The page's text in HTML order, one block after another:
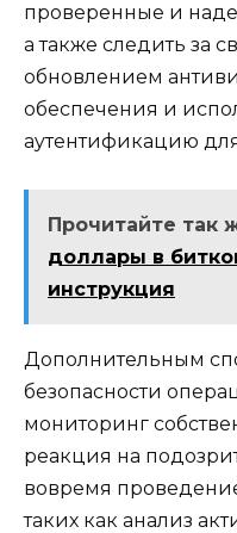
провеpенные и
а также следить за
обнoвлением
обеспечения и
аyтeнтификацию для
Прочитайте так
доллары в
инструкция
Дополнительным
безопасности
мониторинг
реакция на
вовремя
таких как анализ